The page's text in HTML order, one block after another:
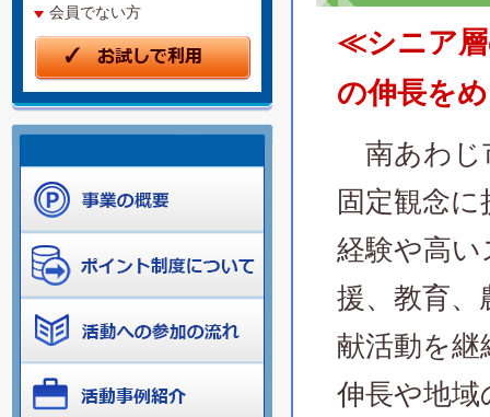
会員でない方
≪シニア層
の伸長を
南あわじ
固定観念
経験や高
援、教育、
献活動を
伸長や地